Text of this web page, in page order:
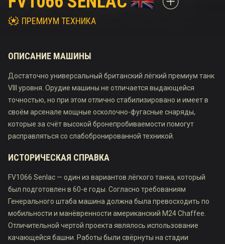
ПРЕМИУМ ТЕХНИКА
ОПИСАНИЕ МАШИНЫ
Достаточно универсальный британский лёгкий премиум танк
VIII уровня. Орудие машины не отличается выдающейся
точностью, но при этом отлично стабилизировано и имеет в
своём арсенале мощные осколочно-фугасные снаряды,
которые за счёт высокой бронепробиваемости помогут
расправляться со слабобронированной техникой.
ИСТОРИЧЕСКАЯ СПРАВКА
FV1066 Senlac — один из вариантов лёгкого танка, который
был подготовлен в 60-е годы. Согласно требованиям
Генерального штаба машина должна была превосходить по
мобильности и манёвренности американский M24 Chaffee.
Отличительной чертой проекта являлось использование
качающейся башни. Работы были свёрнуты на стадии